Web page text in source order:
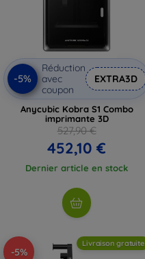
-5%
Réduction
avec
coupon
EXTRA3D
Anycubic Kobra S1 Combo
imprimante 3D
527,90 €
452,10 €
Dernier article en stock
-5%
Livraison gratuite